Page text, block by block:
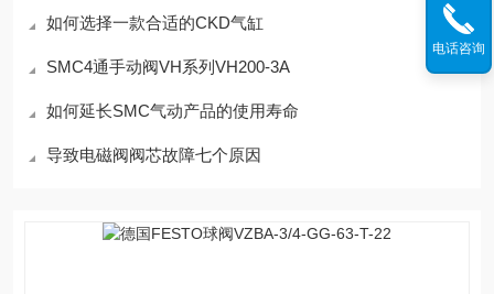
如何选择一款合适的CKD气缸
SMC4通手动阀VH系列VH200-3A
如何延长SMC气动产品的使用寿命
导致电磁阀阀芯故障七个原因
电话咨询